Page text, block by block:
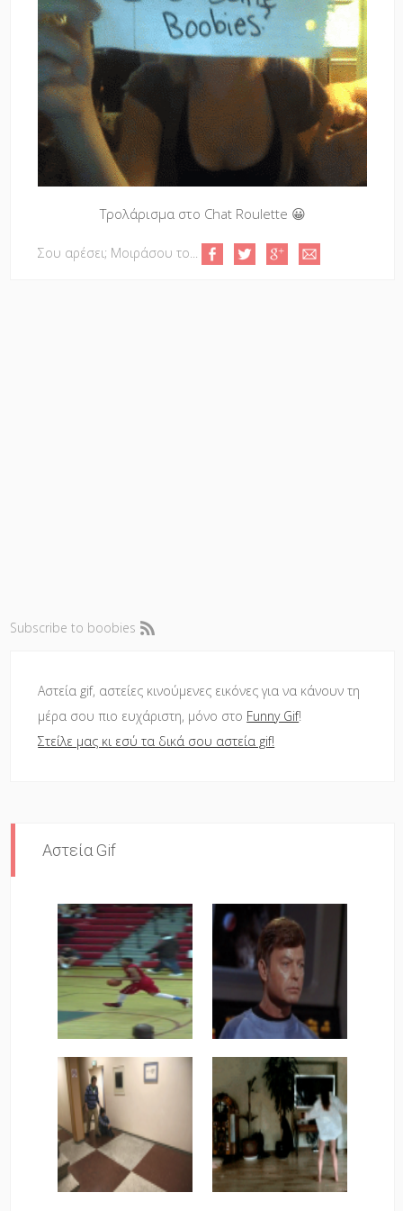
Τρολάρισμα στο Chat Roulette 😀
Σου αρέσει; Μοιράσου το...
Subscribe to boobies
Αστεία gif, αστείες κινούμενες εικόνες για να κάνουν τη
μέρα σου πιο ευχάριστη, μόνο στο Funny Gif!
Στείλε μας κι εσύ τα δικά σου αστεία gif!
Αστεία Gif